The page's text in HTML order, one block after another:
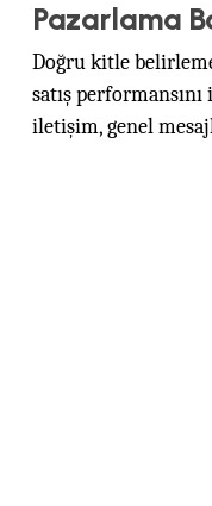
Pazarlama
Doğru kitle
satış
iletişim, genel